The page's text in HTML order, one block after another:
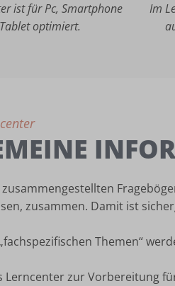
ist für Pc, Smartphone
optimiert.
Im
zusammengestellten
zusammen. Damit ist
Themen“
Lerncenter zur Vorbereitung